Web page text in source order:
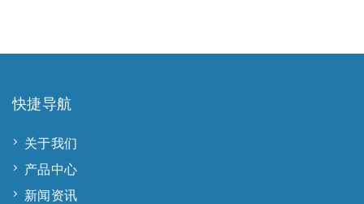
快捷导航
关于我们
产品中心
新闻资讯